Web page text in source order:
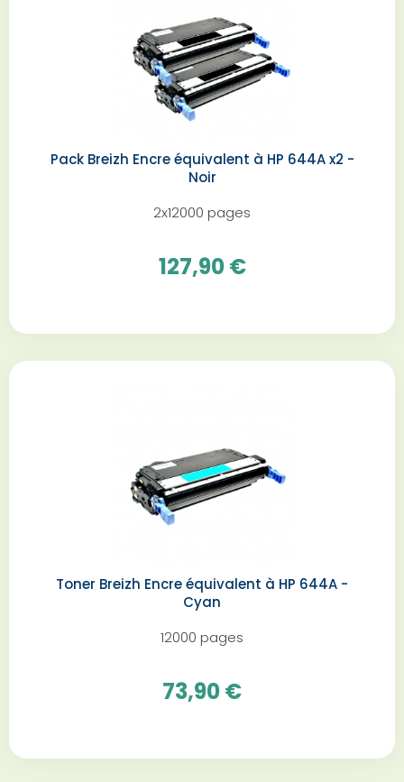
Pack Breizh Encre équivalent à HP 644A x2 -
Noir
2x12000 pages
127,90 €
Toner Breizh Encre équivalent à HP 644A -
Cyan
12000 pages
73,90 €